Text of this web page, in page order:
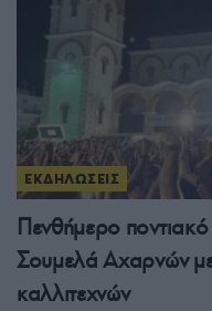
ΕΚΔΗΛΩΣΕΙΣ
Πενθήμερο ποντιακό
Σουμελά Αχαρνών
καλλιτεχνών